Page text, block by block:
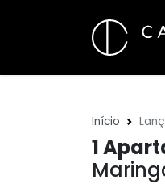
Início
1